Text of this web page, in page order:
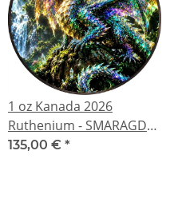
1 oz Kanada 2026
Ruthenium - SMARAGD
WALDDRACHE /
135,00 € *